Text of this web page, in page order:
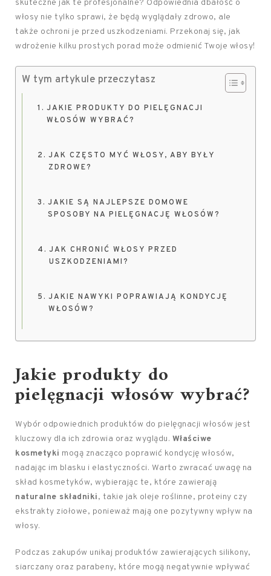
skuteczne jak te profesjonalne? Odpowiednia dbałość o
włosy nie tylko sprawi, że będą wyglądały zdrowo, ale
także ochroni je przed uszkodzeniami. Przekonaj się, jak
wdrożenie kilku prostych porad może odmienić Twoje włosy!
W tym artykule przeczytasz
JAKIE PRODUKTY DO PIELĘGNACJI
WŁOSÓW WYBRAĆ?
JAK CZĘSTO MYĆ WŁOSY, ABY BYŁY
ZDROWE?
JAKIE SĄ NAJLEPSZE DOMOWE
SPOSOBY NA PIELĘGNACJĘ WŁOSÓW?
JAK CHRONIĆ WŁOSY PRZED
USZKODZENIAMI?
JAKIE NAWYKI POPRAWIAJĄ KONDYCJĘ
WŁOSÓW?
Jakie produkty do
pielęgnacji włosówwybrać?
Wybór odpowiednich produktów do pielęgnacji włosów jest
kluczowy dla ich zdrowia oraz wyglądu. Właściwe
kosmetyki mogą znacząco poprawić kondycję włosów,
nadając im blasku i elastyczności. Warto zwracać uwagę na
skład kosmetyków, wybierając te, które zawierają
naturalne składniki, takie jak oleje roślinne, proteiny czy
ekstrakty ziołowe, ponieważ mają one pozytywny wpływ na
włosy.
Podczas zakupów unikaj produktów zawierających silikony,
siarczany oraz parabeny, które mogą negatywnie wpływać